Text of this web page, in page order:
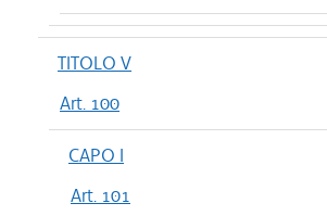
TITOLO V
Art. 100
CAPO I
Art. 101